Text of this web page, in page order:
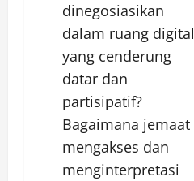
dinegosiasikan
dalam ruang digital
yang cenderung
datar dan
partisipatif?
Bagaimana jemaat
mengakses dan
menginterpretasi